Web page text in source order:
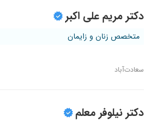
دکتر مریم علی اکبر
متخصص زنان و زایمان
سعادت‌آباد
دکتر نیلوفر معلم